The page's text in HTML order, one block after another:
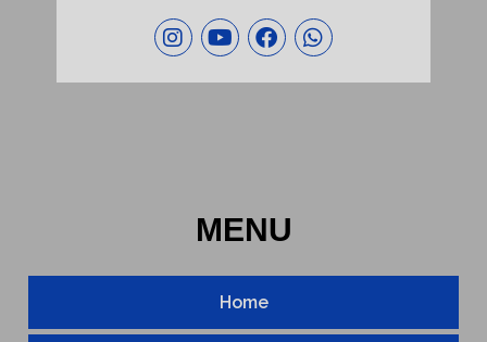
TINTAS UV PARA TAMPOGRAFIA
EMPRESA DE USINAGEM DE PEÇASMENU
Home